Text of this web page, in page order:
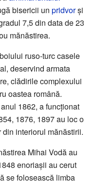
bisericii un pridvorși
7,5 din data de 23
mănăstirea.
ruso-turc casele
deservind armata
clădirile complexului
oastea română.
1862, a funcționat
1876, 1897 au loc o
interiorul mănăstirii.
Mihai Vodă au
enoriașii au cerut
se folosească limba